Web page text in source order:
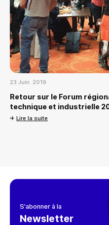
23 Juin. 2019
Retour sur le Forum
technique et industrielle
Lire la suite
S'abonner à la
Newsletter